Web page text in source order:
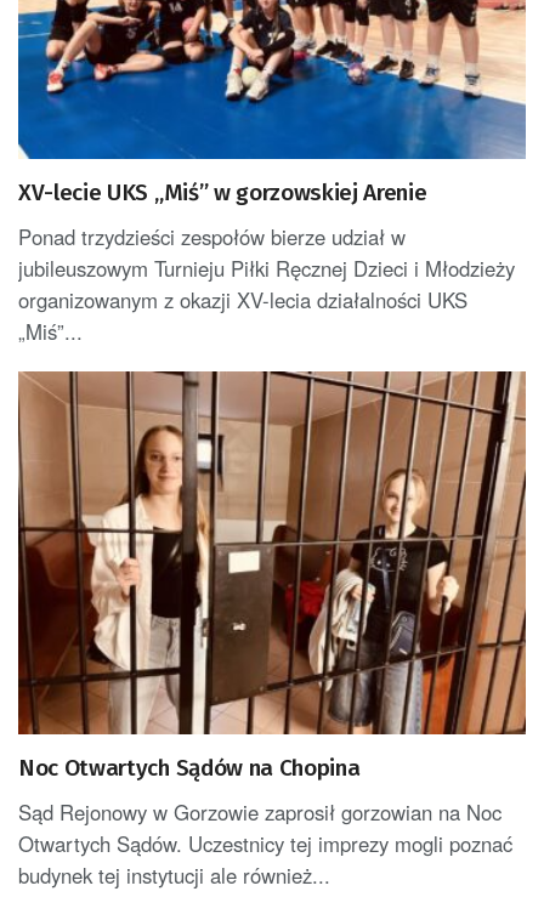
XV-lecie UKS „Miś” w gorzowskiej Arenie
Ponad trzydzieści zespołów bierze udział w
jubileuszowym Turnieju Piłki Ręcznej Dzieci i Młodzieży
organizowanym z okazji XV-lecia działalności UKS
„Miś”...
Noc Otwartych Sądów na Chopina
Sąd Rejonowy w Gorzowie zaprosił gorzowian na Noc
Otwartych Sądów. Uczestnicy tej imprezy mogli poznać
budynek tej instytucji ale również...